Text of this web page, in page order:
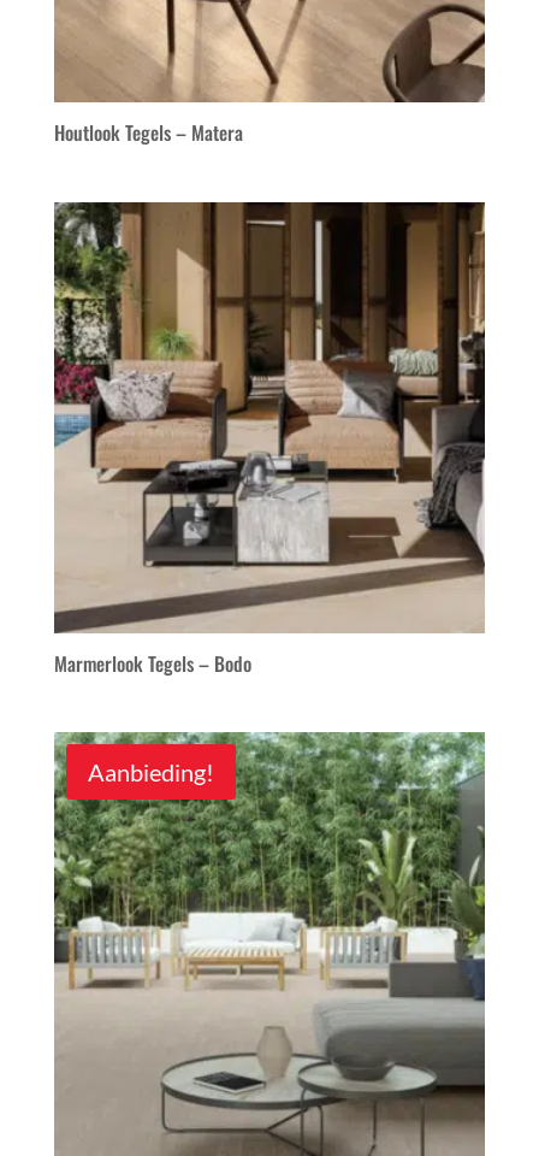
Houtlook Tegels – Matera
Marmerlook Tegels – Bodo
Aanbieding!